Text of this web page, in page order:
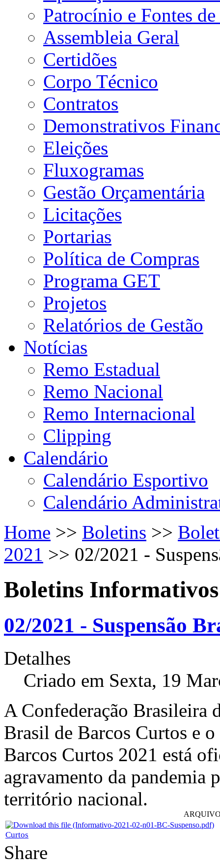
Patrocínio e Fontes de
Assembleia Geral
Certidões
Corpo Técnico
Contratos
Demonstrativos
Eleições
Fluxogramas
Gestão Orçamentária
Licitações
Portarias
Política de Compras
Programa GET
Projetos
Relatórios de Gestão
Notícias
Remo Estadual
Remo Nacional
Remo Internacional
Clipping
Calendário
Calendário Esportivo
Calendário
Home >> Boletins >>
2021 >> 02/2021 -
Boletins Informativos
02/2021 - Suspensão
Detalhes
Criado em Sexta, 19
A Confederação Brasileira
Brasil de Barcos Curtos e
Barcos Curtos 2021 está
agravamento da
território nacional.
Curtos
Share